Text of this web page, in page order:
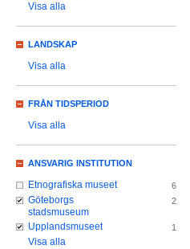
Visa alla
LANDSKAP
Visa alla
FRÅN TIDSPERIOD
Visa alla
ANSVARIG INSTITUTION
Etnografiska museet 6
Göteborgs
stadsmuseum
2
Upplandsmuseet 1
Visa alla